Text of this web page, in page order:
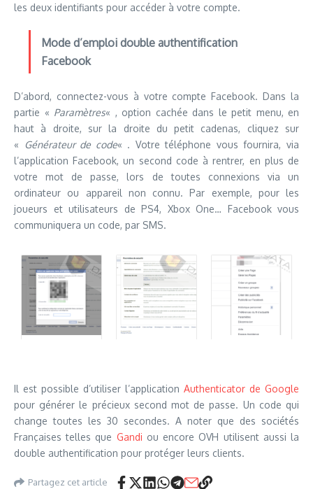
les deux identifiants pour accéder à votre compte.
Mode d’emploi double authentification
Facebook
D’abord, connectez-vous à votre compte Facebook. Dans la
partie « Paramètres« , option cachée dans le petit menu, en
haut à droite, sur la droite du petit cadenas, cliquez sur
« Générateur de code« . Votre téléphone vous fournira, via
l’application Facebook, un second code à rentrer, en plus de
votre mot de passe, lors de toutes connexions via un
ordinateur ou appareil non connu. Par exemple, pour les
joueurs et utilisateurs de PS4, Xbox One… Facebook vous
communiquera un code, par SMS.
Il est possible d’utiliser l’application Authenticator de Google
pour générer le précieux second mot de passe. Un code qui
change toutes les 30 secondes. A noter que des sociétés
Françaises telles que Gandi ou encore OVH utilisent aussi la
double authentification pour protéger leurs clients.
Partagez cet article